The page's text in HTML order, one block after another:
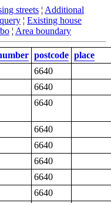
streets ¦ Additional
¦ Existing house
¦ Area boundary
postcode place
6640
6640
6640
6640
6640
6640
6640
6640